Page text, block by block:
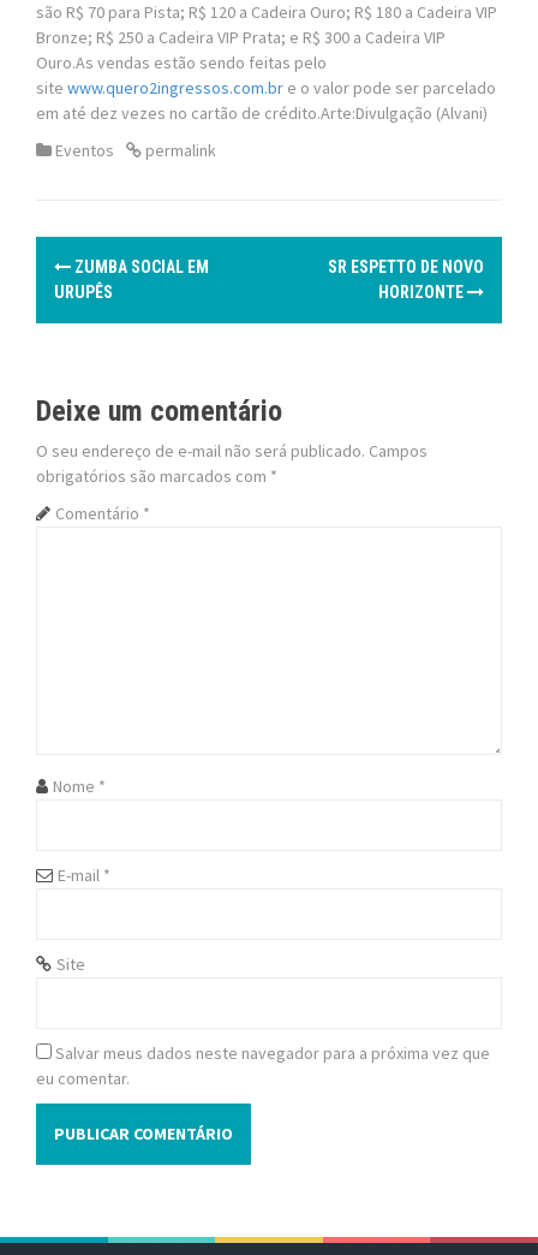
são R$ 70 para Pista; R$ 120 a Cadeira Ouro; R$ 180 a Cadeira VIP
Bronze; R$ 250 a Cadeira VIP Prata; e R$ 300 a Cadeira VIP
Ouro.As vendas estão sendo feitas pelo
site www.quero2ingressos.com.br e o valor pode ser parcelado
em até dez vezes no cartão de crédito.Arte:Divulgação (Alvani)
Eventos
permalink
P
t
n
a
i
n
ZUMBA SOCIAL EM
URUPÊS
SR ESPETTO DE NOVO
HORIZONTE
Deixe um comentário
O seu endereço de e-mail não será publicado. Campos
obrigatórios são marcados com *
Comentário *
Nome *
E-mail *
Site
Salvar meus dados neste navegador para a próxima vez que
eu comentar.